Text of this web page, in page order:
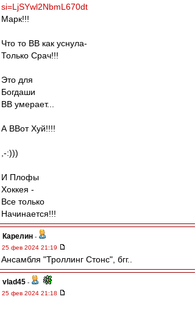
si=LjSYwl2NbmL670dt
Марк!!!
Что то ВВ как уснула-
Только Срач!!!
Это для
Богдаши
ВВ умерает...
А ВВот Хуй!!!!
,-:)))
И Плофы
Хоккея -
Все только
Начинается!!!
Карелин -
25 фев 2024 21:19
Ансамбля "Троллинг Стонс", бгг..
vlad45 -
25 фев 2024 21:18